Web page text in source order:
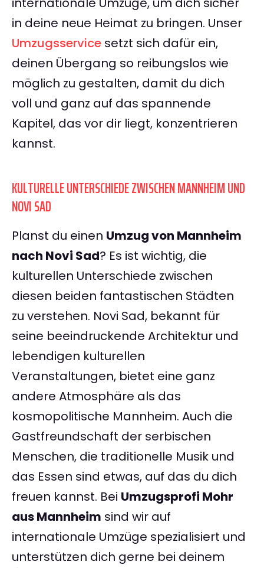
in deine neue Heimat zu bringen. Unser
Umzugsservice setzt sich dafür ein,
deinen Übergang so reibungslos wie
möglich zu gestalten, damit du dich
voll und ganz auf das spannende
Kapitel, das vor dir liegt, konzentrieren
kannst.
KULTURELLE UNTERSCHIEDE ZWISCHEN MANNHEIM UND
NOVI SAD
Planst du einen Umzug von Mannheim
nach Novi Sad? Es ist wichtig, die
kulturellen Unterschiede zwischen
diesen beiden fantastischen Städten
zu verstehen. Novi Sad, bekannt für
seine beeindruckende Architektur und
lebendigen kulturellen
Veranstaltungen, bietet eine ganz
andere Atmosphäre als das
kosmopolitische Mannheim. Auch die
Gastfreundschaft der serbischen
Menschen, die traditionelle Musik und
das Essen sind etwas, auf das du dich
freuen kannst. Bei Umzugsprofi Mohr
aus Mannheim sind wir auf
internationale Umzüge spezialisiert und
unterstützen dich gerne bei deinem